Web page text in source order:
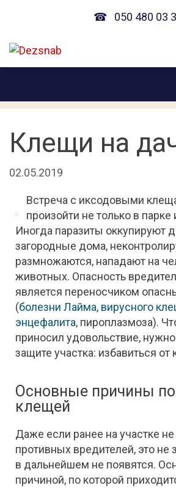
☎ 050 480 03
Клещи на
02.05.2019
Встреча с иксодовыми
произойти не только в парке
Иногда паразиты оккупируют
загородные дома,
размножаются, нападают на
животных. Опасность
является переносчиком
(болезни Лайма, вирусного
энцефалита, пироплазмоза).
приносил удовольствие,
защите участка: избавиться от
Основные причины
клещей
Даже если ранее на участке
противных вредителей, это не
в дальнейшем не появятся.
причиной, по которой